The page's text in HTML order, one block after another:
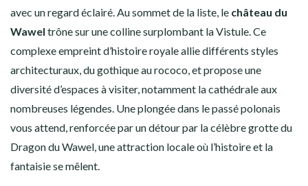
avec un regard éclairé. Au sommet de la liste, le château du
Wawel trône sur une colline surplombant la Vistule. Ce
complexe empreint d’histoire royale allie différents styles
architecturaux, du gothique au rococo, et propose une
diversité d’espaces à visiter, notamment la cathédrale aux
nombreuses légendes. Une plongée dans le passé polonais
vous attend, renforcée par un détour par la célèbre grotte du
Dragon du Wawel, une attraction locale où l’histoire et la
fantaisie se mêlent.